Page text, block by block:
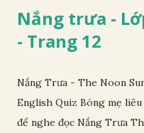
Nắng trưa -
- Trang 12
Nắng Trưa - The Noon
English Quiz Bóng mẹ
để nghe đọc Nắng Trưa